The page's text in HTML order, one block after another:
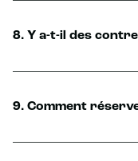
8. Y a-t-il des
9. Comment